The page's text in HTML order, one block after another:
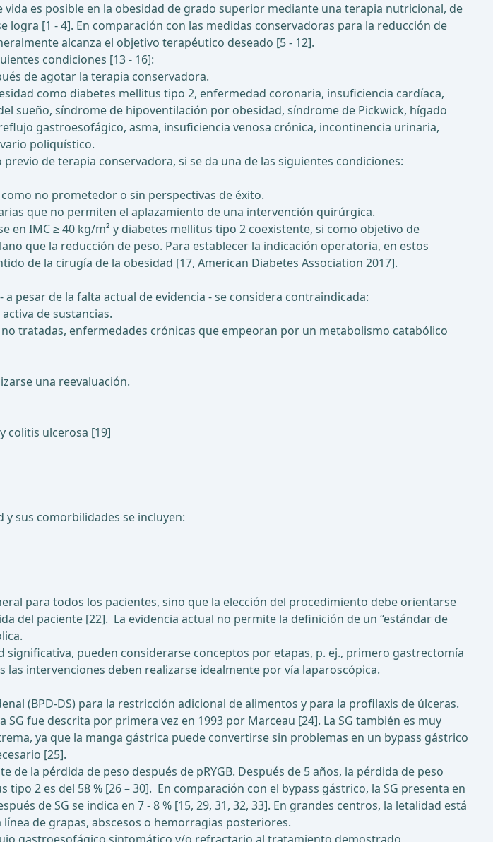
es posible en la obesidad de grado superior mediante una terapia nutricional, de
[1 - 4]. En comparación con las medidas conservadoras para la reducción de
alcanza el objetivo terapéutico deseado [5 - 12].
condiciones [13 - 16]:
de agotar la terapia conservadora.
como diabetes mellitus tipo 2, enfermedad coronaria, insuficiencia cardíaca,
sueño, síndrome de hipoventilación por obesidad, síndrome de Pickwick, hígado
gastroesofágico, asma, insuficiencia venosa crónica, incontinencia urinaria,
poliquístico.
de terapia conservadora, si se da una de las siguientes condiciones:
no prometedor o sin perspectivas de éxito.
que no permiten el aplazamiento de una intervención quirúrgica.
en IMC ≥ 40 kg/m² y diabetes mellitus tipo 2 coexistente, si como objetivo de
que la reducción de peso. Para establecer la indicación operatoria, en estos
de la cirugía de la obesidad [17, American Diabetes Association 2017].
pesar de la falta actual de evidencia - se considera contraindicada:
de sustancias.
tratadas, enfermedades crónicas que empeoran por un metabolismo catabólico
una reevaluación.
colitis ulcerosa [19]
sus comorbilidades se incluyen:
para todos los pacientes, sino que la elección del procedimiento debe orientarse
del paciente [22]. La evidencia actual no permite la definición de un “estándar de
pueden considerarse conceptos por etapas, p. ej., primero gastrectomía
intervenciones deben realizarse idealmente por vía laparoscópica.
(BPD-DS) para la restricción adicional de alimentos y para la profilaxis de úlceras.
fue descrita por primera vez en 1993 por Marceau [24]. La SG también es muy
ya que la manga gástrica puede convertirse sin problemas en un bypass gástrico
[25].
la pérdida de peso después de pRYGB. Después de 5 años, la pérdida de peso
2 es del 58 % [26 – 30]. En comparación con el bypass gástrico, la SG presenta en
de SG se indica en 7 - 8 % [15, 29, 31, 32, 33]. En grandes centros, la letalidad está
de grapas, abscesos o hemorragias posteriores.